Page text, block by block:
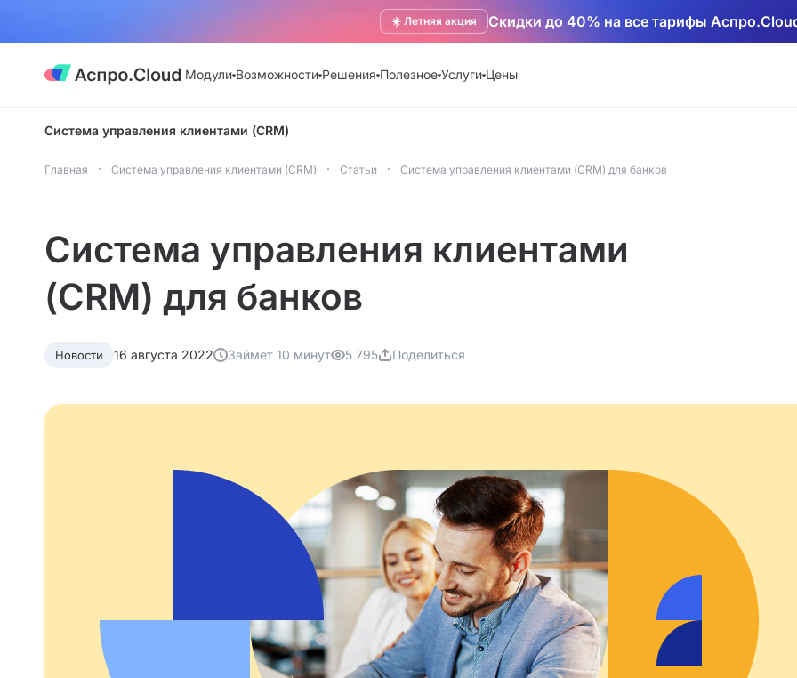
☀️ Летняя акция Скидки до 40% на все тарифы
Модули Возможности Решения Полезное Услуги Цены
Система управления клиентами (CRM)
Главная Система управления клиентами (CRM) Статьи Система управления клиентами (CRM) для банков
Система управления клиентами
(CRM) для банков
Новости 16 августа 2022 Займет 10 минут 5 795 Поделиться